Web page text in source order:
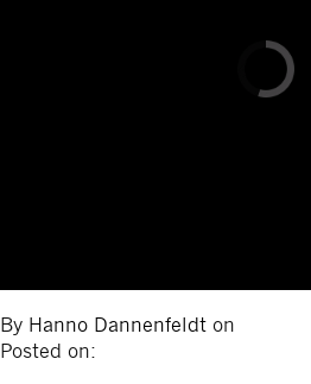
By Hanno Dannenfeldt on
Posted on: